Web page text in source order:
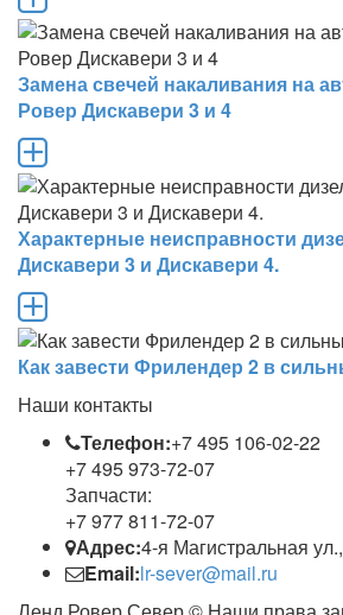
Замена свечей накаливания на
Ровер Дискавери 3 и 4
Характерные неисправности
Дискавери 3 и Дискавери 4.
Как завести Фрилендер 2 в
Наши контакты
Телефон:+7 495 106-02-22
+7 495 973-72-07
Запчасти:
+7 977 811-72-07
Адрес:4-я Магистральная
Email:lr-sever@mail.ru